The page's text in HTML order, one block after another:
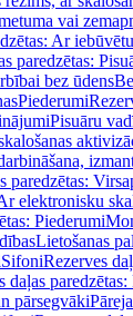
vai
Ar
paredzētas:
bez ūdens
Piederumi
Pisuāru
paredzētas:
elektronisku
Piederumi
Lietošanas
SifoniRezerves
daļas
pārsegvāki